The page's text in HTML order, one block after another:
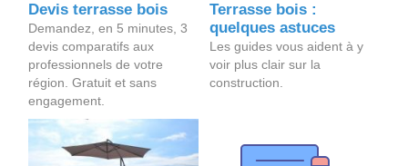
Devis terrasse bois
Demandez, en 5 minutes, 3
devis comparatifs aux
professionnels de votre
région. Gratuit et sans
engagement.
Terrasse bois :
quelques astuces
Les guides vous aident à y
voir plus clair sur la
construction.